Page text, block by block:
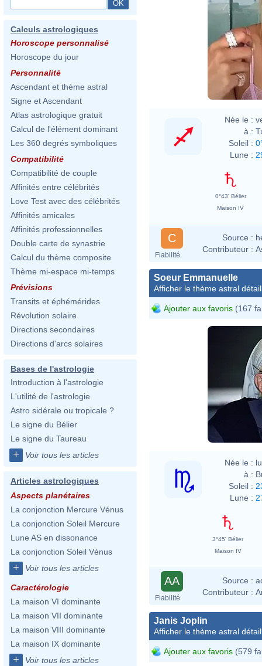
Calculs astrologiques
Horoscope personnalisé
Horoscope du jour
Personnalité
Ascendant et thème astral
Signe et Ascendant
Atlas astrologique gratuit
Calcul de l'élément dominant
Les 360 degrés symboliques
Compatibilité
Compatibilité de couple
Affinités entre célébrités
Love Test avec des célébrités
Affinités amicales
Affinités professionnelles
Double carte de synastrie
Calcul du thème composite
Thème mi-espace mi-temps
Prévisions
Transits et éphémérides
Révolution solaire
Directions secondaires
Directions d'arcs solaires
Bases de l'astrologie
Introduction à l'astrologie
L'utilité de l'astrologie
Astro sidérale ou tropicale ?
Le signe du Bélier
Le signe du Taureau
+ Voir tous les articles
Articles astrologiques
Aspects planétaires
La conjonction Mercure Vénus
La conjonction Soleil Mercure
Lune AS en dissonance
La conjonction Soleil Vénus
+ Voir tous les articles
Caractérologie
La maison VI dominante
La maison VII dominante
La maison VIII dominante
La maison IX dominante
+ Voir tous les articles
Née le :
à :
Soleil :
Lune :
0°43' Bélier
Maison IV
C
Fiabilité
Source :
Contributeur :
Soeur Emmanuelle
Afficher le thème astral
Ajouter aux favoris (167
Née le :
à :
Soleil :
Lune :
3°45' Bélier
Maison IV
AA
Fiabilité
Source :
Contributeur :
Janis Joplin
Afficher le thème astral
Ajouter aux favoris (579